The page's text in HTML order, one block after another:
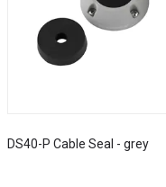
DS40-P Cable Seal - grey